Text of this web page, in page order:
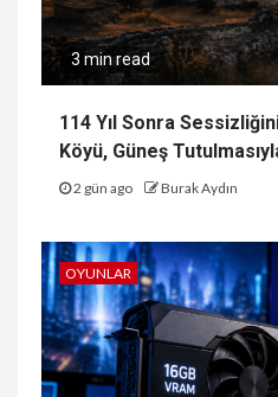
3 min read
114 Yıl Sonra
Köyü, Güneş
2 gün ago Burak Aydın
OYUNLAR